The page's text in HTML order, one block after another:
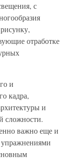
с
отработке
и
кадра,
и
сложности.
важно еще и